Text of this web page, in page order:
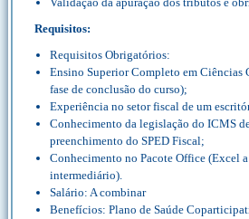
Requisitos:
Requisitos Obrigatórios:
Ensino Superior Completo em Ciências
fase de conclusão do curso);
Experiência no setor fiscal de um
Conhecimento da legislação do ICMS
preenchimento do SPED Fiscal;
Conhecimento no Pacote Office (Excel
intermediário).
Salário: A combinar
Benefícios: Plano de Saúde